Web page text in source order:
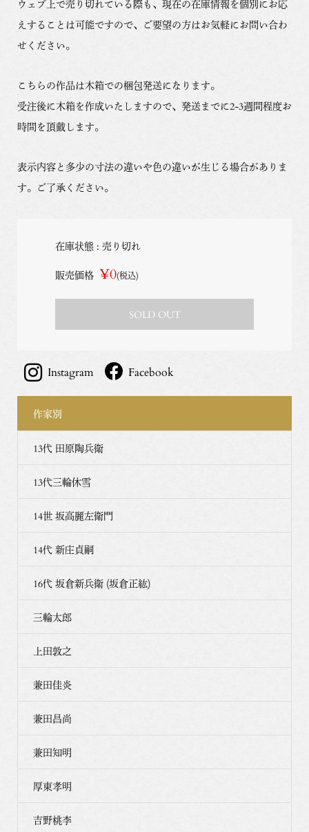
個展 三輪和彦「観自在」 （かづらせい寺町店/京都）
「反照の光ー漂白する茶室」展 （山口県立萩美術館・浦上記念館/
萩）
個展「十三代三輪休雪 襲名 雪嶺」 （髙島屋/東京日本橋、京都、大
形」展 （山口県立萩美術館・浦上記念館/萩）
個展「十三代 三輪休雪」 （そごう/広島、横浜）
NHK日曜美術館 「萩焼 三輪休雪の世界」放映
「工藝２０２０-自然と美のかたち-」展 （東京国立博物館 表慶館/
ウェブ上で売り切れている際も、現在の在庫情報を個別にお応
えすることは可能ですので、ご要望の方はお気軽にお問い合わ
せください。
こちらの作品は木箱での梱包発送になります。
受注後に木箱を作成いたしますので、発送までに2-3週間程度お
時間を頂戴します。
表示内容と多少の寸法の違いや色の違いが生じる場合がありま
す。ご了承ください。
在庫状態 : 売り切れ
販売価格 ¥0(税込)
SOLD OUT
Instagram Facebook
作家別
13代 田原陶兵衛
13代三輪休雪
14世 坂高麗左衛門
14代 新庄貞嗣
16代 坂倉新兵衛 (坂倉正紘)
三輪太郎
上田敦之
兼田佳炎
兼田昌尚
兼田知明
厚東孝明
吉野桃李